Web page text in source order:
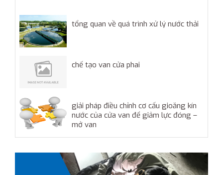
tổng quan về quá trình xử lý nước thải
chế tạo van cửa phai
giải pháp điều chỉnh cơ cấu gioăng kín
nước của cửa van để giảm lực đóng –
mở van